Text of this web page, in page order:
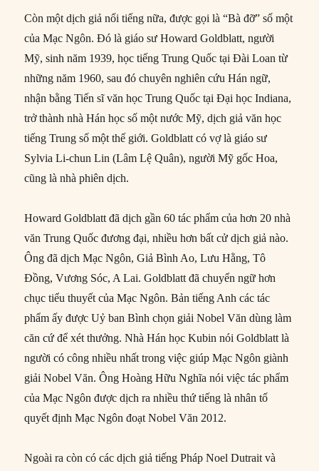
Còn một dịch giả nổi tiếng nữa, được gọi là “Bà đỡ” số một
của Mạc Ngôn. Đó là giáo sư Howard Goldblatt, người
Mỹ, sinh năm 1939, học tiếng Trung Quốc tại Đài Loan từ
những năm 1960, sau đó chuyên nghiên cứu Hán ngữ,
nhận bằng Tiến sĩ văn học Trung Quốc tại Đại học Indiana,
trở thành nhà Hán học số một nước Mỹ, dịch giả văn học
tiếng Trung số một thế giới. Goldblatt có vợ là giáo sư
Sylvia Li-chun Lin (Lâm Lệ Quân), người Mỹ gốc Hoa,
cũng là nhà phiên dịch.
Howard Goldblatt đã dịch gần 60 tác phẩm của hơn 20 nhà
văn Trung Quốc đương đại, nhiều hơn bất cử dịch giả nào.
Ông đã dịch Mạc Ngôn, Giả Bình Ao, Lưu Hằng, Tô
Đồng, Vương Sóc, A Lai. Goldblatt đã chuyển ngữ hơn
chục tiểu thuyết của Mạc Ngôn. Bản tiếng Anh các tác
phẩm ấy được Uỷ ban Bình chọn giải Nobel Văn dùng làm
căn cứ để xét thưởng. Nhà Hán học Kubin nói Goldblatt là
người có công nhiều nhất trong việc giúp Mạc Ngôn giành
giải Nobel Văn. Ông Hoàng Hữu Nghĩa nói việc tác phẩm
của Mạc Ngôn được dịch ra nhiều thứ tiếng là nhân tố
quyết định Mạc Ngôn đoạt Nobel Văn 2012.
Ngoài ra còn có các dịch giả tiếng Pháp Noel Dutrait và